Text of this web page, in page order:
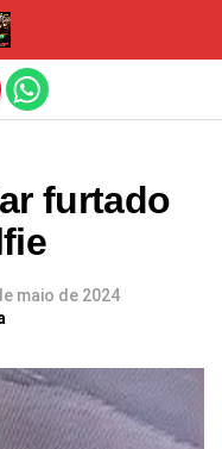
furtado
maio de 2024